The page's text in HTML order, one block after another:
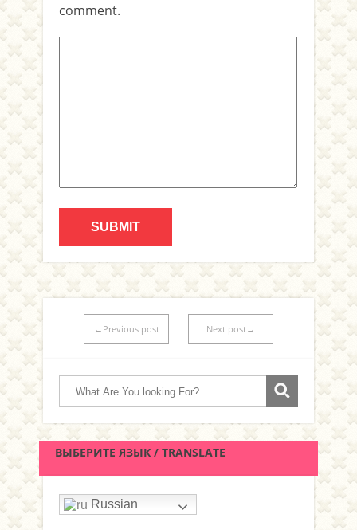
comment.
←Previous post Next post→
ВЫБЕРИТЕ ЯЗЫК / TRANSLATE
Russian